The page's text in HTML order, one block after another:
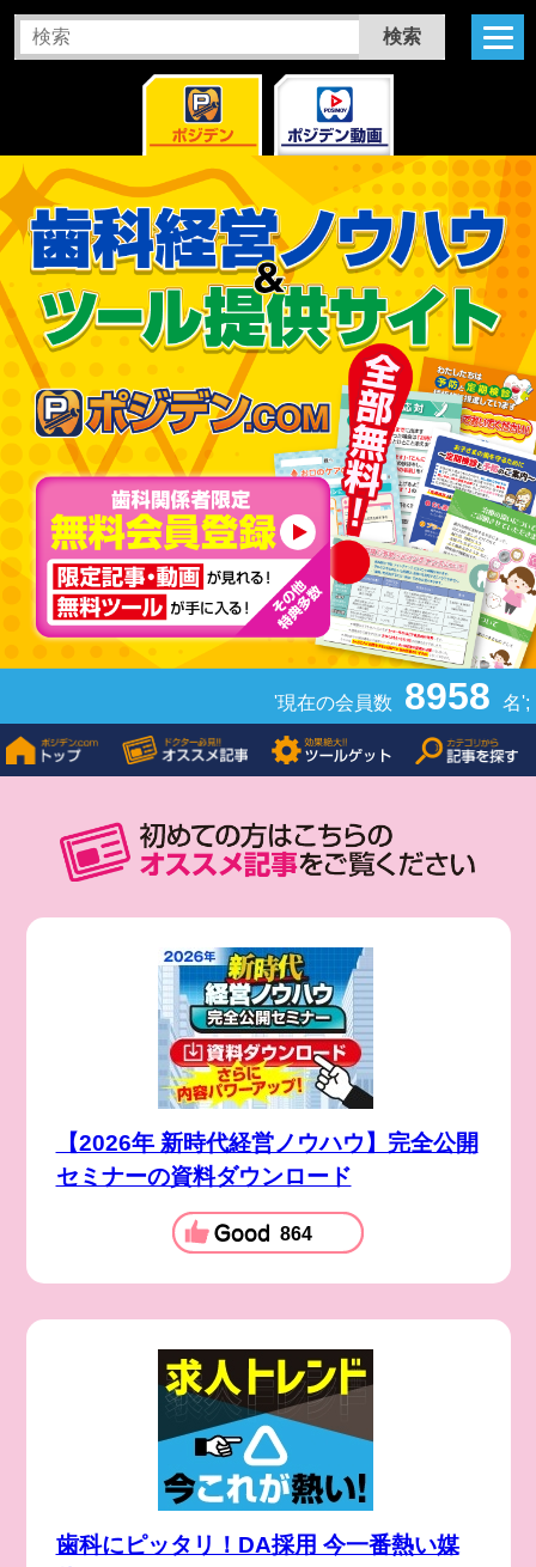
'現在の会員数 8958 名';
【2026年 新時代経営ノウハウ】完全公開
セミナーの資料ダウンロード
864
歯科にピッタリ！DA採用 今一番熱い媒